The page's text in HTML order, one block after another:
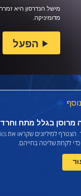
מישל הנדרסון היא
מדומיניקה.
הפעל
מרוסן בגלל מתח
הצטרף למיליונים שקראו את
לקחת שליטה בחייהם.